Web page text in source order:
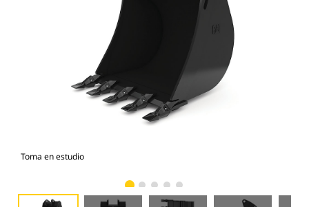
Toma en estudio